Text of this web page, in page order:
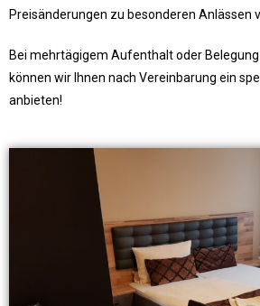
Preisänderungen zu besonderen Anlässen
Bei mehrtägigem Aufenthalt oder
können wir Ihnen nach Vereinbarung ein
anbieten!